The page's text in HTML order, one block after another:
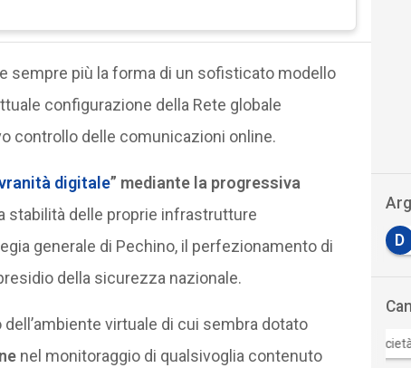
sempre più la forma di un sofisticato modello
configurazione della Rete globale
controllo delle comunicazioni online.
digitale” mediante la progressiva
stabilità delle proprie infrastrutture
generale di Pechino, il perfezionamento di
della sicurezza nazionale.
virtuale di cui sembra dotato
nel monitoraggio di qualsivoglia contenuto
C conservazione digitale D
Cultura e